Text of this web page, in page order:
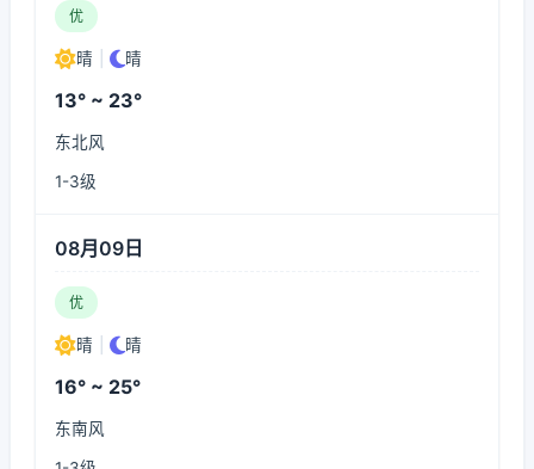
优
晴 晴
13° ~ 23°
东北风
1-3级
08月09日
优
晴 晴
16° ~ 25°
东南风